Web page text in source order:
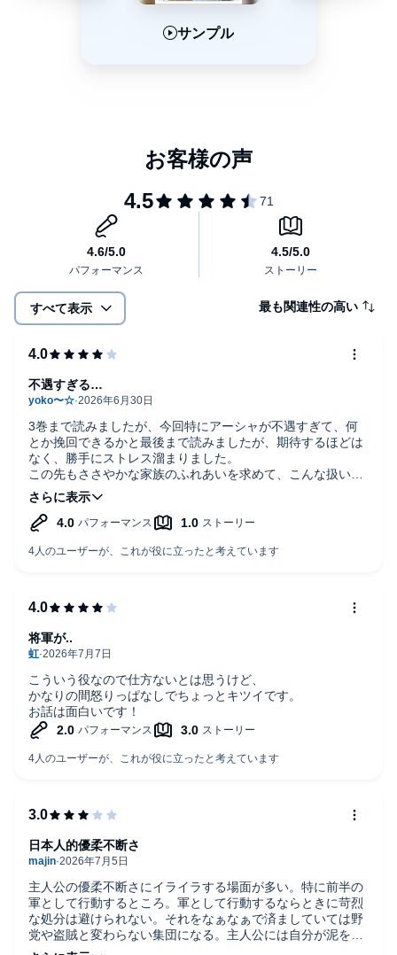
サンプル
すべて表示 最も関連性の高い
3巻まで読みましたが、今回特にアーシャが不遇すぎて、何
とか挽回できるかと最後まで読みましたが、期待するほどは
なく、勝手にストレス溜まりました。
この先もささやかな家族のふれあいを求めて、こんな扱いを
受けるのかと、今後読み続けるか迷ってます。
スカッとしたいです。
不遇すぎる…
こういう役なので仕方ないとは思うけど、
かなりの間怒りっぱなしでちょっとキツイです。
お話は面白いです！
将軍が..
主人公の優柔不断さにイライラする場面が多い。特に前半の
軍として行動するところ。軍として行動するならときに苛烈
な処分は避けられない。それをなぁなぁで済ましていては野
党や盗賊と変わらない集団になる。主人公には自分が泥を被
ってでも死罪を含む厳しい処分をして欲しかった。作者が軍
日本人的優柔不断さ